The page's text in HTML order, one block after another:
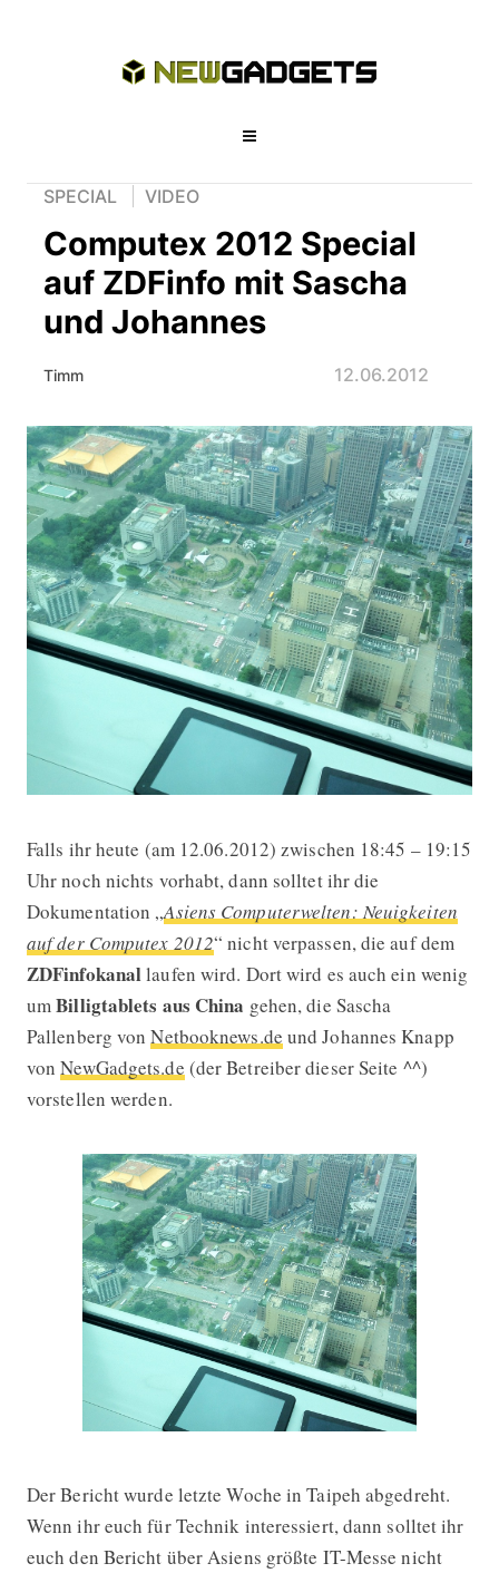
SPECIAL VIDEO
Computex 2012 Special
auf ZDFinfo mit Sascha
und Johannes
Timm 12.06.2012
Computex 2012 Special auf
Falls ihr heute (am 12.06.2012) zwischen 18:45 – 19:15
Uhr noch nichts vorhabt, dann solltet ihr die
Dokumentation „Asiens Computerwelten: Neuigkeiten
auf der Computex 2012“ nicht verpassen, die auf dem
ZDFinfokanallaufen wird. Dort wird es auch ein wenig
umBilligtablets aus China gehen, die Sascha
Pallenberg vonNetbooknews.de und Johannes Knapp
vonNewGadgets.de (der Betreiber dieser Seite ^^)
vorstellen werden.
Der Bericht wurde letzte Woche in Taipeh abgedreht.
Wenn ihr euch für Technik interessiert, dann solltet ihr
euch den Bericht über Asiens größte IT-Messe nicht